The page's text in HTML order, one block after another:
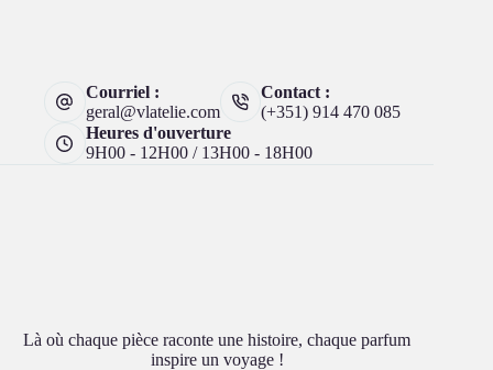
Courriel :
geral@vlatelie.com
Contact :
(+351) 914 470 085
Heures d'ouverture
9H00 - 12H00 / 13H00 - 18H00
Là où chaque pièce raconte une histoire, chaque parfum
inspire un voyage !